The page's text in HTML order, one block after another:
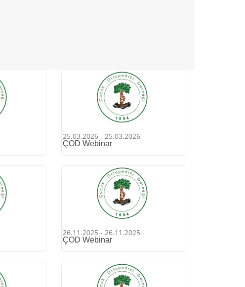
25.03.2026 - 25.03.2026
ÇOD Webinar
26.11.2025 - 26.11.2025
ÇOD Webinar